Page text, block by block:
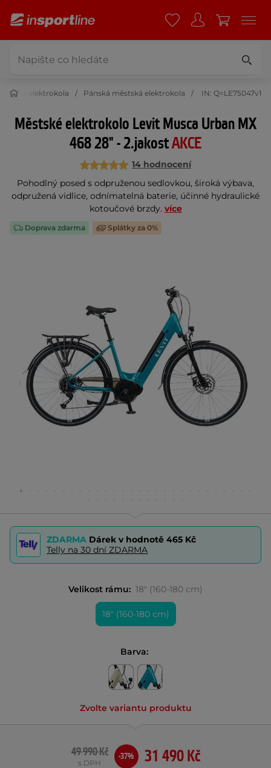
elektrokola Pánská městská elektrokola IN: Q=LE75047v1
Městské elektrokolo Levit Musca Urban MX
468 28" - 2.jakostAKCE
14 hodnocení
Pohodlný posed s odpruženou sedlovkou, široká výbava,
odpružená vidlice, odnímatelná baterie, účinné hydraulické
kotoučové brzdy. více
Doprava zdarma Splátky za 0%
ZDARMA Dárek v hodnotě 465 Kč
Telly na 30 dní ZDARMA
Velikost rámu: 18" (160-180 cm)
18" (160-180 cm)
Barva:
Zvolte variantu produktu
31 490 Kč
49 990 Kč
s DPH
-37%